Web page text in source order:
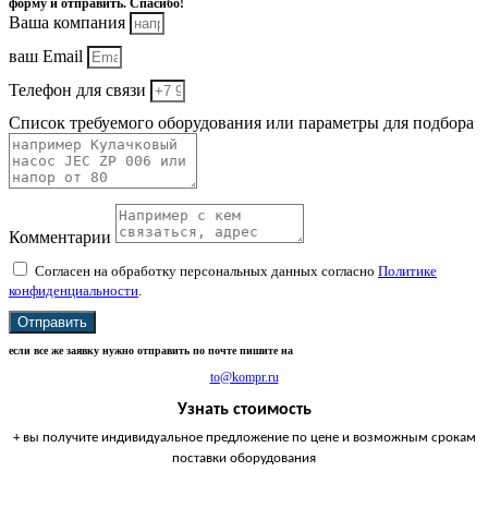
форму и отправить. Спасибо!
Ваша компания
ваш Email
Телефон для связи
Список требуемого оборудования или параметры для подбора
Комментарии
Согласен на обработку персональных данных согласно Политике
конфиденциальности.
Отправить
если все же заявку нужно отправить по почте пишите на
to@kompr.ru
Узнать стоимость
+ вы получите индивидуальное предложение по цене и возможным срокам
поставки оборудования